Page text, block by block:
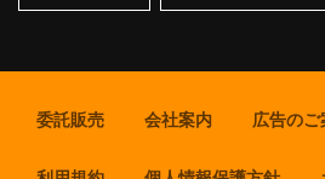
委託販売 会社案内 広告のご